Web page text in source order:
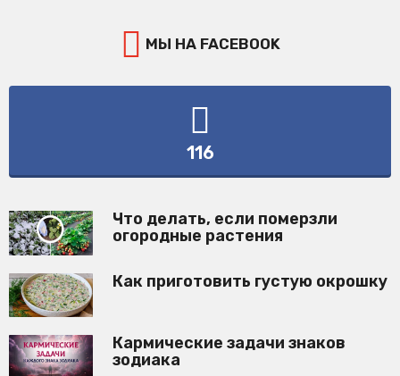
МЫ НА FACEBOOK
116
Что делать, если померзли
огородные растения
Как приготовить густую окрошку
Кармические задачи знаков
зодиака